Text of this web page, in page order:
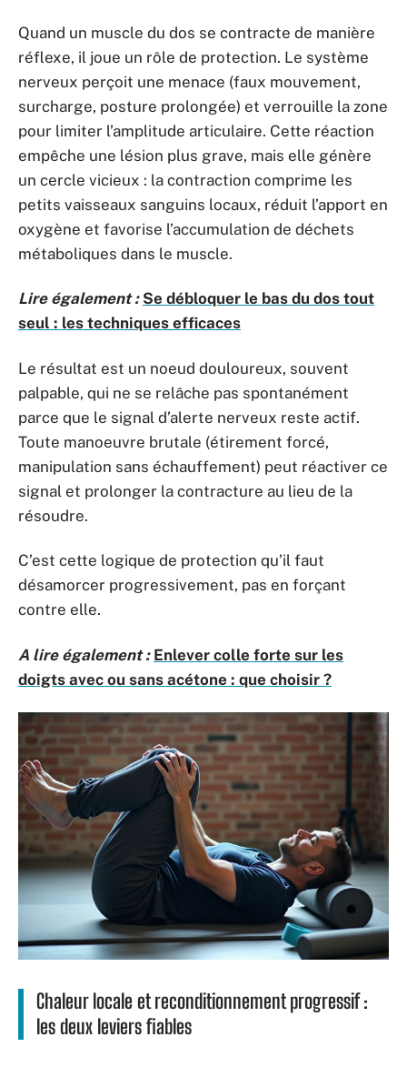
Quand un muscle du dos se contracte de manière
réflexe, il joue un rôle de protection. Le système
nerveux perçoit une menace (faux mouvement,
surcharge, posture prolongée) et verrouille la zone
pour limiter l’amplitude articulaire. Cette réaction
empêche une lésion plus grave, mais elle génère
un cercle vicieux : la contraction comprime les
petits vaisseaux sanguins locaux, réduit l’apport en
oxygène et favorise l’accumulation de déchets
métaboliques dans le muscle.
Lire également : Se débloquer le bas du dos tout
seul : les techniques efficaces
Le résultat est un noeud douloureux, souvent
palpable, qui ne se relâche pas spontanément
parce que le signal d’alerte nerveux reste actif.
Toute manoeuvre brutale (étirement forcé,
manipulation sans échauffement) peut réactiver ce
signal et prolonger la contracture au lieu de la
résoudre.
C’est cette logique de protection qu’il faut
désamorcer progressivement, pas en forçant
contre elle.
A lire également : Enlever colle forte sur les
doigts avec ou sans acétone : que choisir ?
Chaleur locale et reconditionnement progressif :
les deux leviers fiables